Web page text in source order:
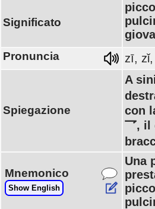
Significato
Pronuncia zī, zǐ,
Spiegazione
A
con
乛, il
Mnemonico
Show English
Una